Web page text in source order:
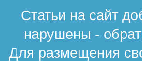
Статьи на сайт
нарушены -
Для размещения